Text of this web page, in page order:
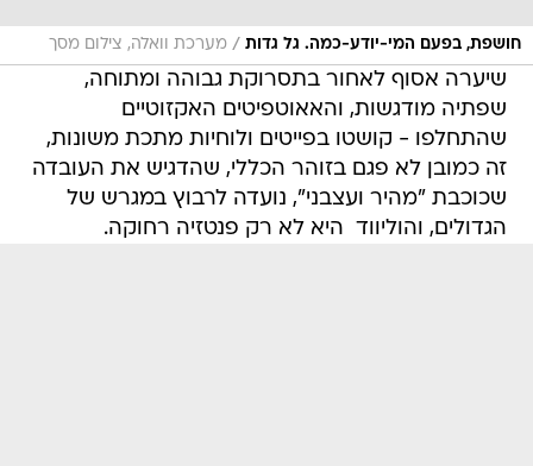
חושפת, בפעם המי-יודע-כמה. גל גדות / מערכת וואלה, צילום מסך
שיערה אסוף לאחור בתסרוקת גבוהה ומתוחה,
שפתיה מודגשות, והאאוטפיטים האקזוטיים
שהתחלפו - קושטו בפייטים ולוחיות מתכת משונות,
זה כמובן לא פגם בזוהר הכללי, שהדגיש את העובדה
שכוכבת "מהיר ועצבני", נועדה לרבוץ במגרש של
הגדולים, והוליווד  היא לא רק פנטזיה רחוקה.